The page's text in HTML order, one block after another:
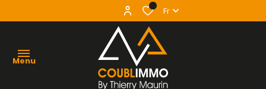
Fr
Menu